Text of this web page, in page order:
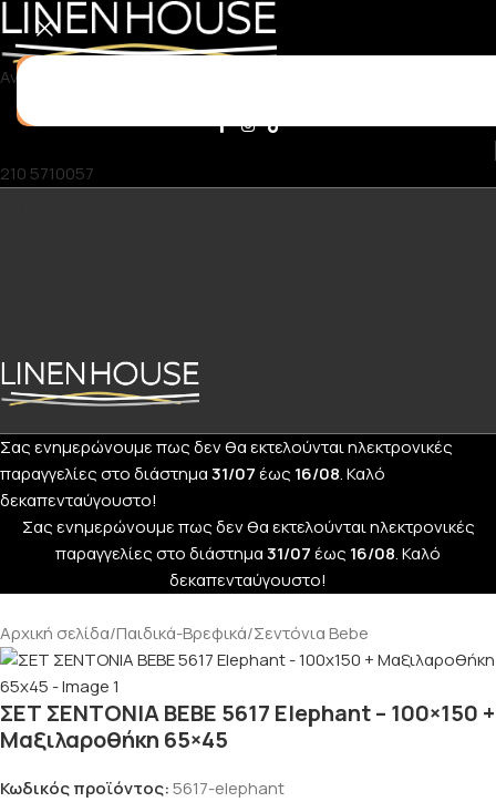
Αναζήτηση
210 5710057
Σας ενημερώνουμε πως δεν θα εκτελούνται ηλεκτρονικές
παραγγελίες στο διάστημα31/07έως 16/08. Καλό
δεκαπενταύγουστο!
Σας ενημερώνουμε πως δεν θα εκτελούνται ηλεκτρονικές
παραγγελίες στο διάστημα31/07έως 16/08. Καλό
δεκαπενταύγουστο!
Αρχική σελίδα/Παιδικά-Βρεφικά/Σεντόνια Bebe
ΣΕΤ ΣΕΝΤΟΝΙΑ BEBE 5617 Elephant – 100×150 +
Μαξιλαροθήκη 65×45
Κωδικός προϊόντος:5617-elephant